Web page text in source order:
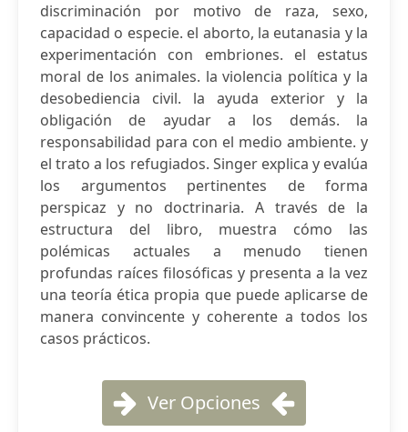
discriminación por motivo de raza, sexo,
capacidad o especie. el aborto, la eutanasia y la
experimentación con embriones. el estatus
moral de los animales. la violencia política y la
desobediencia civil. la ayuda exterior y la
obligación de ayudar a los demás. la
responsabilidad para con el medio ambiente. y
el trato a los refugiados. Singer explica y evalúa
los argumentos pertinentes de forma
perspicaz y no doctrinaria. A través de la
estructura del libro, muestra cómo las
polémicas actuales a menudo tienen
profundas raíces filosóficas y presenta a la vez
una teoría ética propia que puede aplicarse de
manera convincente y coherente a todos los
casos prácticos.
Ver Opciones